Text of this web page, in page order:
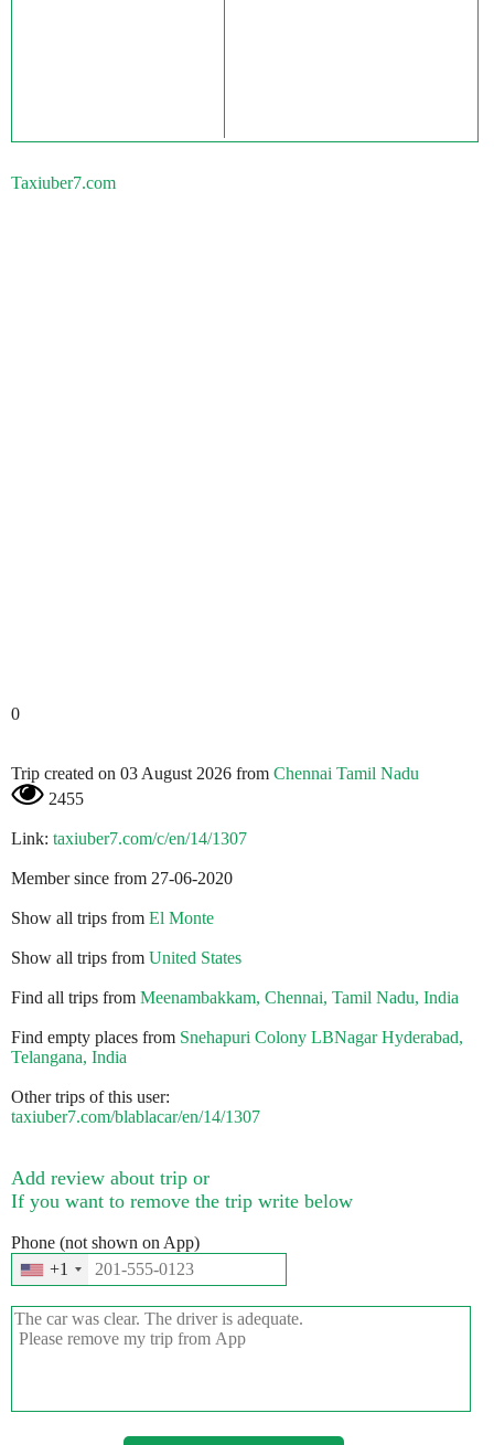
Taxiuber7.com
0
Trip created on 03 August 2026 from Chennai Tamil Nadu
2455
Link: taxiuber7.com/c/en/14/1307
Member since from 27-06-2020
Show all trips from El Monte
Show all trips from United States
Find all trips from Meenambakkam, Chennai, Tamil Nadu, India
Find empty places from Snehapuri Colony LBNagar Hyderabad,
Telangana, India
Other trips of this user:
taxiuber7.com/blablacar/en/14/1307
Add review about trip or
If you want to remove the trip write below
Phone (not shown on App)
+1